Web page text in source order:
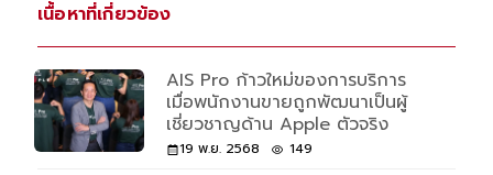
เนื้อหาที่เกี่ยวข้อง
AIS Pro ก้าวใหม่ของการบริการ
เมื่อพนักงานขายถูกพัฒนาเป็นผู้
เชี่ยวชาญด้าน Apple ตัวจริง
19 พ.ย. 2568 149